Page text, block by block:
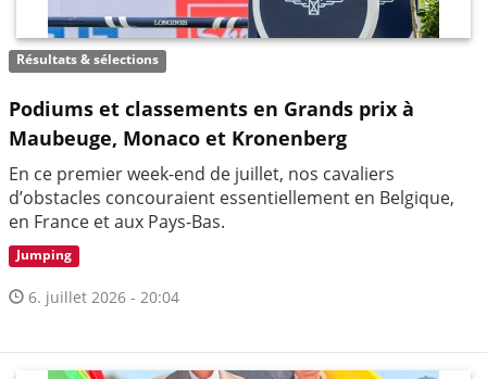
Résultats & sélections
Podiums et classements en Grands prix à
Maubeuge, Monaco et Kronenberg
En ce premier week-end de juillet, nos cavaliers
d’obstacles concouraient essentiellement en Belgique,
en France et aux Pays-Bas.
Jumping
6. juillet 2026 - 20:04